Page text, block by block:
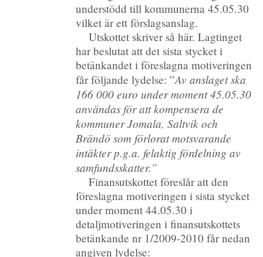
understödd till kommunerna 45.05.30
vilket är ett förslagsanslag.
Utskottet skriver så här. Lagtinget
har beslutat att det sista stycket i
betänkandet i föreslagna motiveringen
får följande lydelse: ”Av anslaget ska
166 000 euro under moment 45.05.30
användas för att kompensera de
kommuner Jomala, Saltvik och
Brändö som förlorat motsvarande
intäkter p.g.a. felaktig fördelning av
samfundsskatter.”
Finansutskottet föreslår att den
föreslagna motiveringen i sista stycket
under moment 44.05.30 i
detaljmotiveringen i finansutskottets
betänkande nr 1/2009-2010 får nedan
angiven lydelse: